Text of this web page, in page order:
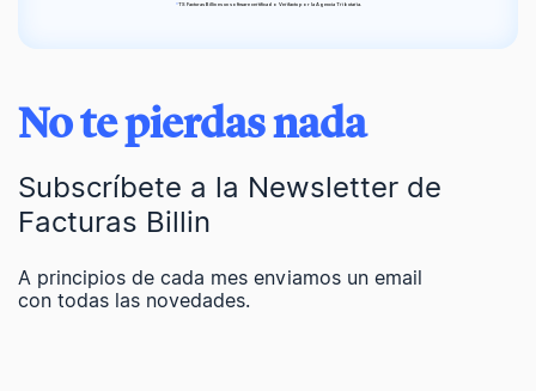
*TS Facturas Billin es un software certificado Verifactu por la Agencia Tributaria.
No te pierdas nada
Subscríbete a la Newsletter de
Facturas Billin
A principios de cada mes enviamos un email
con todas las novedades.